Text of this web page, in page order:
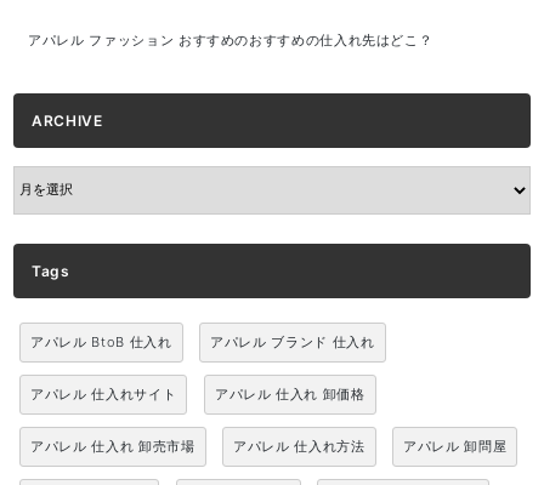
アパレル ファッション おすすめのおすすめの仕入れ先はどこ？
ARCHIVE
ARCHIVE
Tags
アパレル BtoB 仕入れ アパレル ブランド 仕入れ
アパレル 仕入れサイト アパレル 仕入れ 卸価格
アパレル 仕入れ 卸売市場 アパレル 仕入れ方法 アパレル 卸問屋